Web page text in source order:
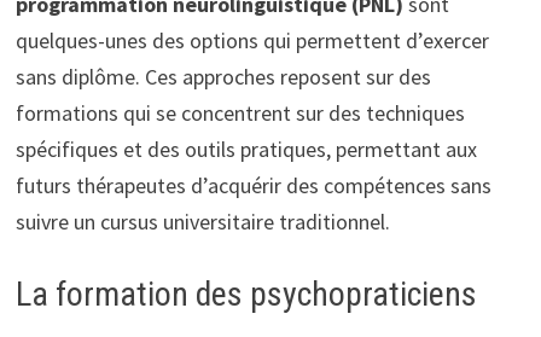
quelques-unes des options qui permettent d’exercer
sans diplôme. Ces approches reposent sur des
formations qui se concentrent sur des techniques
spécifiques et des outils pratiques, permettant aux
futurs thérapeutes d’acquérir des compétences sans
suivre un cursus universitaire traditionnel.
La formation des psychopraticiens